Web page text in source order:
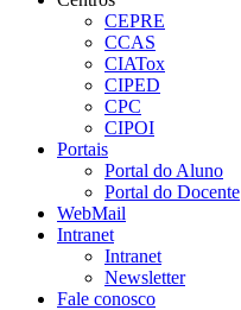
CEPRE
CCAS
CIATox
CIPED
CPC
CIPOI
Portais
Portal do Aluno
Portal do Docente
WebMail
Intranet
Intranet
Newsletter
Fale conosco